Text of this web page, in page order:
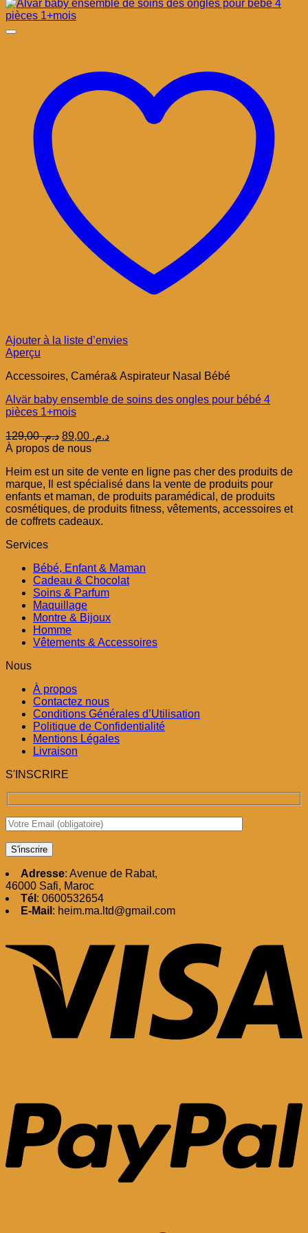
Ajouter à la liste d’envies
Aperçu
Accessoires, Caméra& Aspirateur Nasal Bébé
Alvär baby ensemble de soins des ongles pour bébé 4
pièces 1+mois
د.م.129,00
Le
prix
était :
د.م. 129,00.
د.م.Le
est :
د.م. 89,00.
À propos de nous
Heim est un site de vente en ligne pas cher des produits de
marque, Il est spécialisé dans la vente de produits pour
enfants et maman, de produits paramédical, de produits
cosmétiques, de produits fitness, vêtements, accessoires et
de coffrets cadeaux.
Services
Bébé, Enfant & Maman
Cadeau & Chocolat
Soins & Parfum
Maquillage
Montre & Bijoux
Homme
Vêtements & Accessoires
Nous
À propos
Contactez nous
Conditions Générales d’Utilisation
Politique de Confidentialité
Mentions Légales
Livraison
S'INSCRIRE
Adresse: Avenue de Rabat,
46000 Safi, Maroc
Tél : 0600532654
E-Mail : heim.ma.ltd@gmail.com